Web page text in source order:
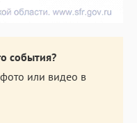
события?
или видео в